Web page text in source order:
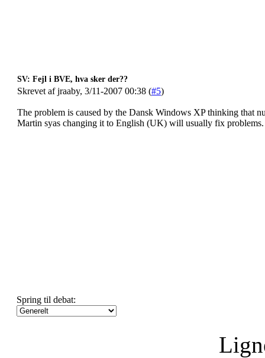
SV: Fejl i BVE, hva sker der??
Skrevet af jraaby, 3/11-2007 00:38 (#5)
The problem is caused by the Dansk Windows XP thinking that
Martin syas changing it to English (UK) will usually fix problems.
Spring til debat: